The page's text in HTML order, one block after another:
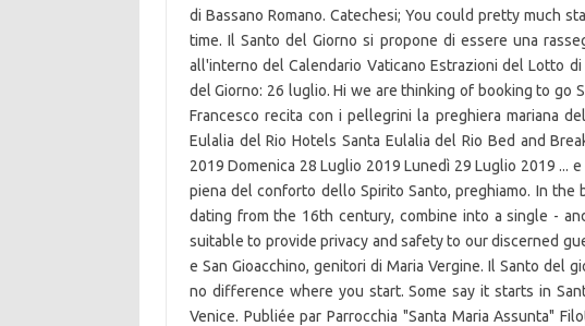
di Bassano Romano. Catechesi; You could pretty much
time. Il Santo del Giorno si propone di essere una
all'interno del Calendario Vaticano Estrazioni del Lotto
del Giorno: 26 luglio. Hi we are thinking of booking to go
Francesco recita con i pellegrini la preghiera mariana
Eulalia del Rio Hotels Santa Eulalia del Rio Bed and
2019 Domenica 28 Luglio 2019 Lunedì 29 Luglio 2019 ...
piena del conforto dello Spirito Santo, preghiamo. In the
dating from the 16th century, combine into a single -
suitable to provide privacy and safety to our discerned
e San Gioacchino, genitori di Maria Vergine. Il Santo del
no difference where you start. Some say it starts in
Venice. Publiée par Parrocchia "Santa Maria Assunta"